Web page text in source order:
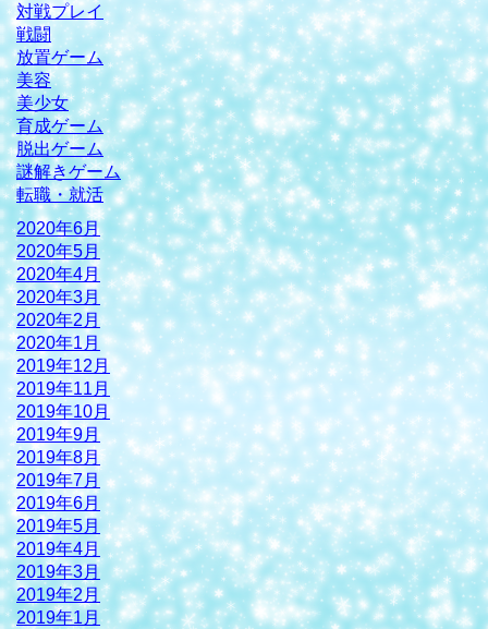
対戦プレイ
戦闘
放置ゲーム
美容
美少女
育成ゲーム
脱出ゲーム
謎解きゲーム
転職・就活
2020年6月
2020年5月
2020年4月
2020年3月
2020年2月
2020年1月
2019年12月
2019年11月
2019年10月
2019年9月
2019年8月
2019年7月
2019年6月
2019年5月
2019年4月
2019年3月
2019年2月
2019年1月